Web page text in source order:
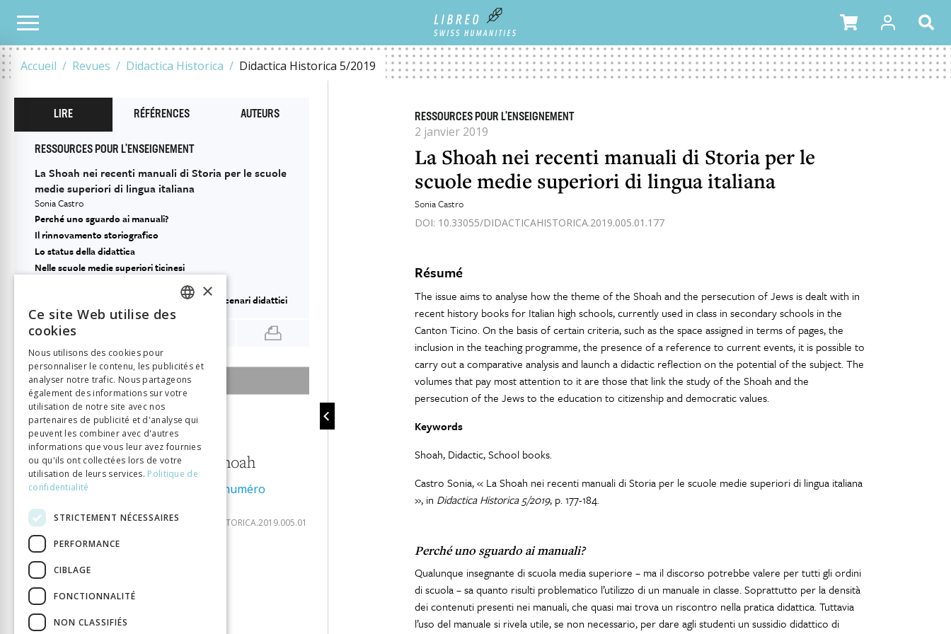
Accueil Revues Didactica Historica Didactica Historica 5/2019
TOUS LES NUMÉROS LA SHOAH NEI RECENTI MANUALI DI STORIA PER LE SCUOLE MEDIE SUPERIORI DI LINGUA ITALIANA
RESSOURCES POUR L'ENSEIGNEMENT
2 janvier 2019
La Shoah nei recenti manuali di Storia per le
scuole medie superiori di lingua italiana
Sonia Castro
DOI: 10.33055/DIDACTICAHISTORICA.2019.005.01.177
Résumé
The issue aims to analyse how the theme of the Shoah and the persecution of Jews is dealt with in
recent history books for Italian high schools, currently used in class in secondary schools in the
Canton Ticino. On the basis of certain criteria, such as the space assigned in terms of pages, the
inclusion in the teaching programme, the presence of a reference to current events, it is possible to
carry out a comparative analysis and launch a didactic reflection on the potential of the subject. The
volumes that pay most attention to it are those that link the study of the Shoah and the
persecution of the Jews to the education to citizenship and democratic values.
Keywords
Shoah, Didactic, School books.
Castro Sonia, « La Shoah nei recenti manuali di Storia per le scuole medie superiori di lingua italiana
», in Didactica Historica 5/2019, p. 177-184.
Perché uno sguardo ai manuali?
Qualunque insegnante di scuola media superiore – ma il discorso potrebbe valere per tutti gli ordini
di scuola – sa quanto risulti problematico l’utilizzo di un manuale in classe. Soprattutto per la densità
dei contenuti presenti nei manuali, che quasi mai trova un riscontro nella pratica didattica. Tuttavia
l’uso del manuale si rivela utile, se non necessario, per dare agli studenti un sussidio didattico di
LIRE RÉFÉRENCES AUTEURS
RESSOURCES POUR L'ENSEIGNEMENT
La Shoah nei recenti manuali di Storia per le scuole
medie superiori di lingua italiana
Sonia Castro
Perché uno sguardo ai manuali?
Il rinnovamento storiografico
Lo status della didattica
Nelle scuole medie superiori ticinesi
1. Un bilancio (provvisorio) e nuovi possibili scenari didattici
SOMMAIRE DU NUMÉRO
2 janvier 2019
5
Enseigner la Shoah
Télécharger le numéro
DOI:
10.33055/DIDACTICAHISTORICA.2019.005.01
DIDACTICA V/2019
Éditorial / Editorial / Editoriale
DOSSIER
ITALIAN
×
Ce site Web utilise des
cookies
Nous utilisons des cookies pour
personnaliser le contenu, les publicités et
analyser notre trafic. Nous partageons
également des informations sur votre
utilisation de notre site avec nos
partenaires de publicité et d'analyse qui
peuvent les combiner avec d'autres
informations que vous leur avez fournies
ou qu'ils ont collectées lors de votre
utilisation de leurs services. Politique de
confidentialité
STRICTEMENT NÉCESSAIRES
PERFORMANCE
CIBLAGE
FONCTIONNALITÉ
NON CLASSIFIÉS